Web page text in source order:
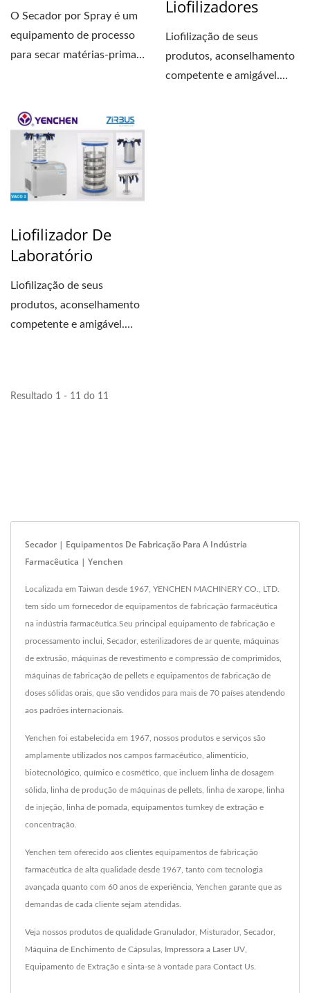
O Secador por Spray é um
equipamento de processo
para secar matérias-primas
Liofilizadores
Liofilização de seus
produtos, aconselhamento
competente e amigável.
Liofilizador De
Laboratório
Liofilização de seus
produtos, aconselhamento
competente e amigável.
Resultado 1 - 11 do 11
Secador | Equipamentos De Fabricação Para A Indústria
Farmacêutica | Yenchen
Localizada em Taiwan desde 1967, YENCHEN MACHINERY CO., LTD.
tem sido um fornecedor de equipamentos de fabricação farmacêutica
na indústria farmacêutica.Seu principal equipamento de fabricação e
processamento inclui, Secador, esterilizadores de ar quente, máquinas
de extrusão, máquinas de revestimento e compressão de comprimidos,
máquinas de fabricação de pellets e equipamentos de fabricação de
doses sólidas orais, que são vendidos para mais de 70 países atendendo
aos padrões internacionais.
Yenchen foi estabelecida em 1967, nossos produtos e serviços são
amplamente utilizados nos campos farmacêutico, alimentício,
biotecnológico, químico e cosmético, que incluem linha de dosagem
sólida, linha de produção de máquinas de pellets, linha de xarope, linha
de injeção, linha de pomada, equipamentos turnkey de extração e
concentração.
Yenchen tem oferecido aos clientes equipamentos de fabricação
farmacêutica de alta qualidade desde 1967, tanto com tecnologia
avançada quanto com 60 anos de experiência, Yenchen garante que as
demandas de cada cliente sejam atendidas.
Veja nossos produtos de qualidade Granulador, Misturador, Secador,
Máquina de Enchimento de Cápsulas Impressora a Laser UV
Equipamento de Extração e sinta-se à vontade para Contact Us